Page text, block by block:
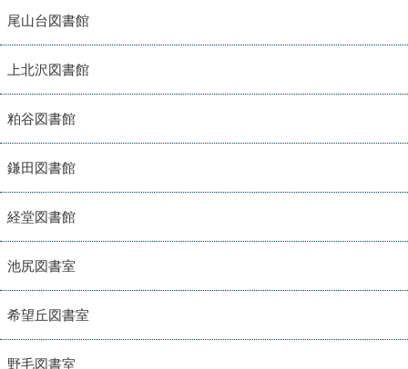
尾山台図書館
上北沢図書館
粕谷図書館
鎌田図書館
経堂図書館
池尻図書室
希望丘図書室
野毛図書室